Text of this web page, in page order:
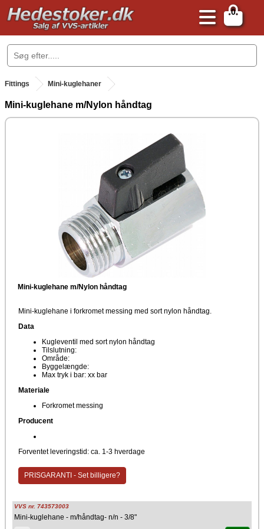
0
.
Fittings Mini-kuglehaner
Mini-kuglehane m/Nylon håndtag
Mini-kuglehane m/Nylon håndtag
Mini-kuglehane i forkromet messing med sort nylon håndtag.
Data
Kugleventil med sort nylon håndtag
Tilslutning:
Område:
Byggelængde:
Max tryk i bar: xx bar
Materiale
Forkromet messing
Producent
Forventet leveringstid: ca. 1-3 hverdage
PRISGARANTI - Set billigere?
VVS nr. 743573003
Mini-kuglehane - m/håndtag- n/n - 3/8"